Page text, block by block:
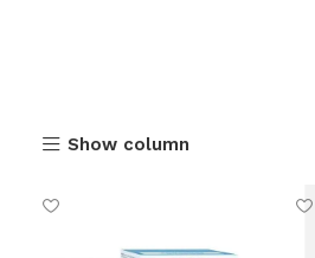
Show column